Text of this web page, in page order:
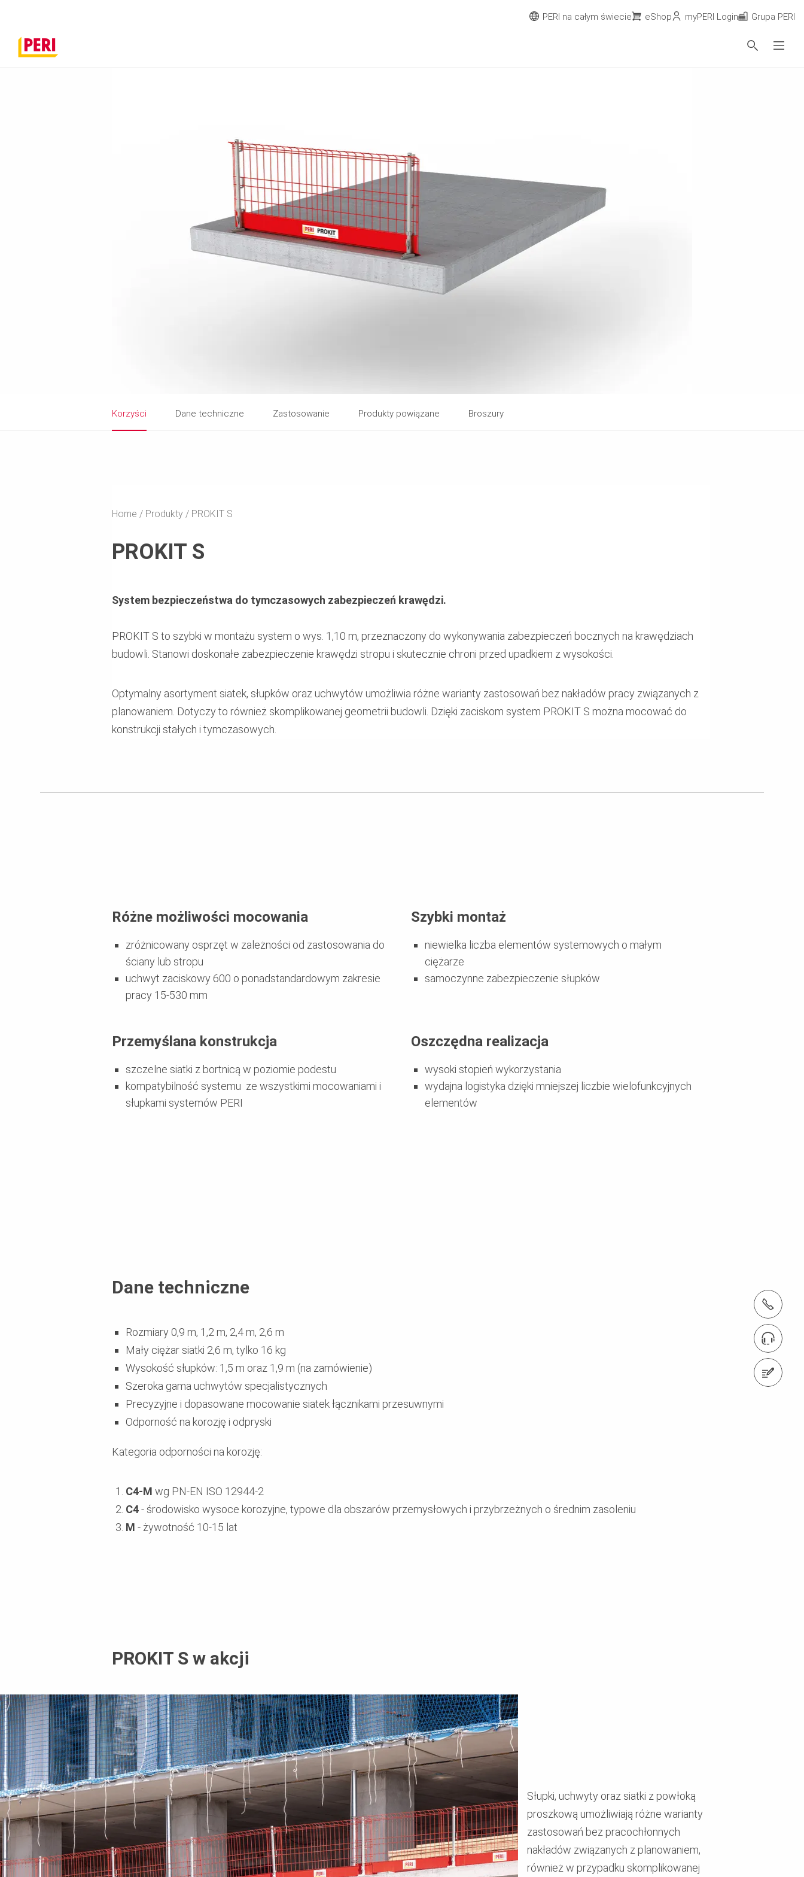
Korzyści Dane techniczne Zastosowanie Produkty powiązane Broszury
Home Produkty PROKIT S
PROKIT S
System bezpieczeństwa do tymczasowych zabezpieczeń krawędzi.
PROKIT S to szybki w montażu system o wys. 1,10 m, przeznaczony do wykonywania zabezpieczeń bocznych na krawędziach
budowli. Stanowi doskonałe zabezpieczenie krawędzi stropu i skutecznie chroni przed upadkiem z wysokości.
Optymalny asortyment siatek, słupków oraz uchwytów umożliwia różne warianty zastosowań bez nakładów pracy związanych z
planowaniem. Dotyczy to również skomplikowanej geometrii budowli. Dzięki zaciskom system PROKIT S można mocować do
konstrukcji stałych i tymczasowych.
Różne możliwości mocowania
zróżnicowany osprzęt w zależności od zastosowania do
ściany lub stropu
uchwyt zaciskowy 600 o ponadstandardowym zakresie
pracy 15-530 mm
Szybki montaż
niewielka liczba elementów systemowych o małym
ciężarze
samoczynne zabezpieczenie słupków
Przemyślana konstrukcja
szczelne siatki z bortnicą w poziomie podestu
kompatybilność systemu ze wszystkimi mocowaniami i
słupkami systemów PERI
Oszczędna realizacja
wysoki stopień wykorzystania
wydajna logistyka dzięki mniejszej liczbie wielofunkcyjnych
elementów
Dane techniczne
Rozmiary 0,9 m, 1,2 m, 2,4 m, 2,6 m
Mały ciężar siatki 2,6 m, tylko 16 kg
Wysokość słupków: 1,5 m oraz 1,9 m (na zamówienie)
Szeroka gama uchwytów specjalistycznych
Precyzyjne i dopasowane mocowanie siatek łącznikami przesuwnymi
Odporność na korozję i odpryski
Kategoria odporności na korozję:
C4-M wg PN-EN ISO 12944-2
C4- środowisko wysoce korozyjne, typowe dla obszarów przemysłowych i przybrzeżnych o średnim zasoleniu
M - żywotność 10-15 lat
PROKIT S w akcji
Słupki, uchwyty oraz siatki z powłoką
proszkową umożliwiają różne warianty
zastosowań bez pracochłonnych
nakładów związanych z planowaniem,
również w przypadku skomplikowanej
PERI na całym świecie eShop myPERI Login Grupa PERI